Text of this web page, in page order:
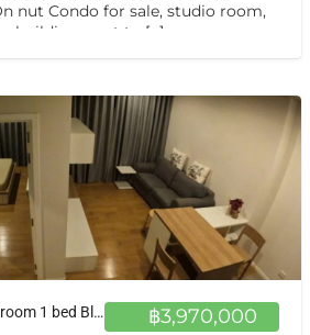
nut Condo for sale, studio room,
building, next to […]
฿3,970,000
Condo for sale, studio room 1 bed Blocs77 On Nut Sukhumvit77 BTS On nut